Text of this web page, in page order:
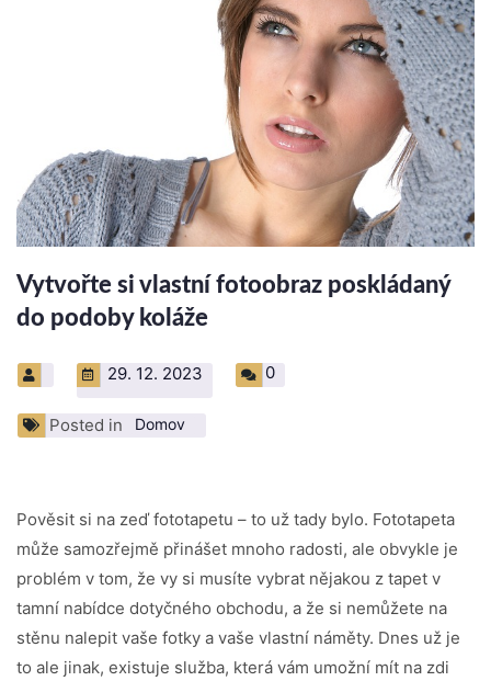
Vytvořte si vlastní fotoobraz poskládaný
do podoby koláže
29. 12. 2023 0
Posted in Domov
Pověsit si na zeď fototapetu – to už tady bylo. Fototapeta
může samozřejmě přinášet mnoho radosti, ale obvykle je
problém v tom, že vy si musíte vybrat nějakou z tapet v
tamní nabídce dotyčného obchodu, a že si nemůžete na
stěnu nalepit vaše fotky a vaše vlastní náměty. Dnes už je
to ale jinak, existuje služba, která vám umožní mít na zdi